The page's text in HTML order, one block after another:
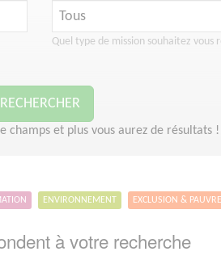
Quel type de mission souhaitez vous
RECHERCHER
champs et plus vous aurez de résultats !
ENVIRONNEMENT EXCLUSION &
à votre recherche